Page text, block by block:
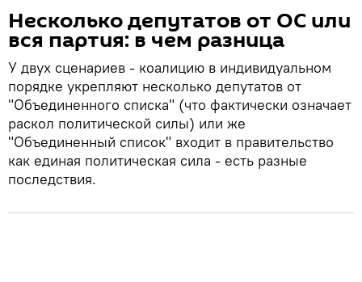
Несколько депутатов от ОС или
вся партия: в чем разница
У двух сценариев - коалицию в индивидуальном
порядке укрепляют несколько депутатов от
"Объединенного списка" (что фактически означает
раскол политической силы) или же
"Объединенный список" входит в правительство
как единая политическая сила - есть разные
последствия.